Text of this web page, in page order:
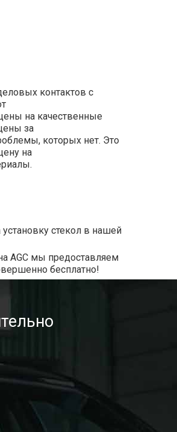
контактов с
на качественные
за
которых нет. Это
на
стекол в нашей
AGC мы предоставляем
бесплатно!